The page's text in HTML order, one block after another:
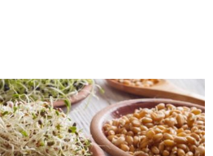
P
a
g
e
P
a
g
e
P
a
g
e
P
a
g
e
P
a
g
e
P
a
g
e
P
a
g
e
P
a
g
e
P
a
g
e
a
g
e
P
a
g
e
P
a
g
e
P
a
g
e
P
a
g
e
P
a
g
e
P
a
g
e
P
a
g
e
a
g
e
P
a
g
e